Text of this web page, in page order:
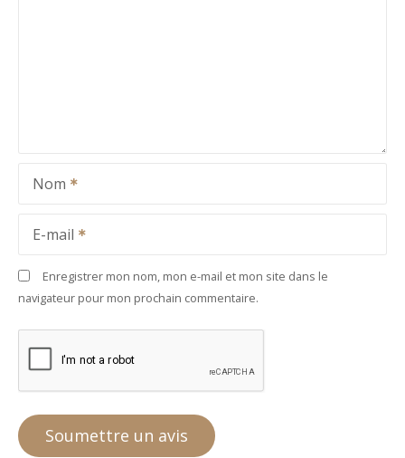
Nom
E-mail
Enregistrer mon nom, mon e-mail et mon site dans le
navigateur pour mon prochain commentaire.